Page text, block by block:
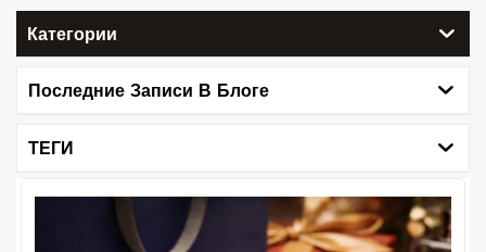
Категории
Последние Записи В Блоге
ТЕГИ